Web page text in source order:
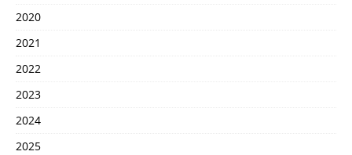
2020
2021
2022
2023
2024
2025